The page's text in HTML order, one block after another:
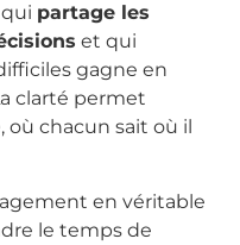
partage les
et qui
gagne en
clarté permet
où chacun sait où il
en véritable
le temps de